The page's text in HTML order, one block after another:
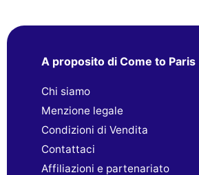
A proposito di Come to Paris
Chi siamo
Menzione legale
Condizioni di Vendita
Contattaci
Affiliazioni e partenariato